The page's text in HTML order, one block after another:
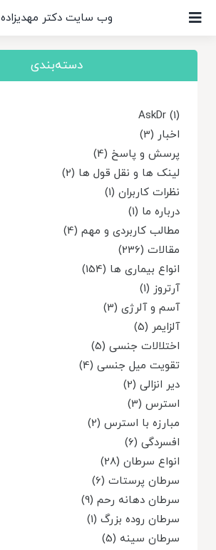
Skip
content
وب سایت دکتر مهدیزاده
دسته‌بندی
AskDr (1)
اخبار (3)
پرسش و پاسخ (4)
لینک ها و نقل قول ها (2)
نظرات کاربران (1)
درباره ما (1)
مطالب کاربردی و مهم (4)
مقالات (236)
انواع بیماری ها (154)
آرتروز (1)
آسم و آلرژی (3)
آلزایمر (5)
اختلالات جنسی (5)
تقویت میل جنسی (4)
دیر انزالی (2)
استرس (3)
مبارزه با استرس (2)
افسردگی (6)
انواع سرطان (28)
سرطان پرستات (6)
سرطان دهانه رحم (9)
سرطان روده بزرگ (1)
سرطان سینه (5)